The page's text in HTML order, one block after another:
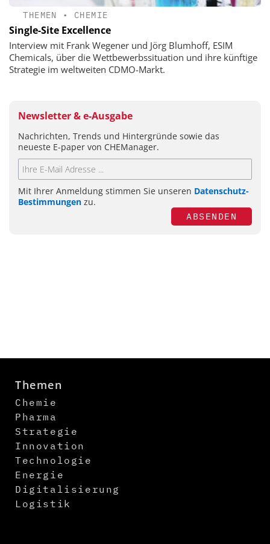
THEMEN • CHEMIE
Single-Site Excellence
Interview mit Frank Wegener und Jörg Blumhoff, ESIM
Chemicals, über die Wettbewerbssituation und ihre künftige
Strategie im weltweiten CDMO-Markt.
Newsletter & e-Ausgabe
Nachrichten, Trends und Hintergründe sowie das
neueste E-paper von CHEManager.
Mit Ihrer Anmeldung stimmen Sie unseren Datenschutz-
Bestimmungen zu.
ABSENDEN
Themen
Chemie
Pharma
Strategie
Innovation
Technologie
Energie
Digitalisierung
Logistik